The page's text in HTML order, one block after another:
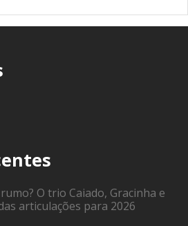
O trio Caiado, Gracinha e
articulações para 2026